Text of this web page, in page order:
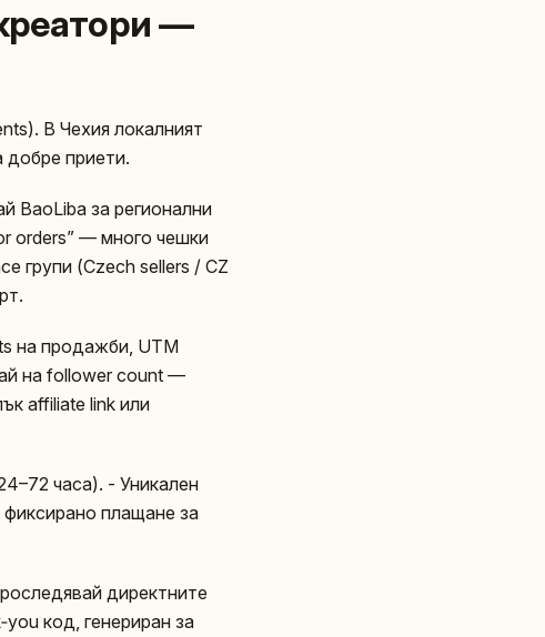
—
В Чехия локалният
добре приети.
BaoLiba за регионални
orders” — много чешки
групи (Czech sellers / CZ
на продажби, UTM
на follower count —
affiliate link или
часа). - Уникален
плащане за
директните
код, генериран за